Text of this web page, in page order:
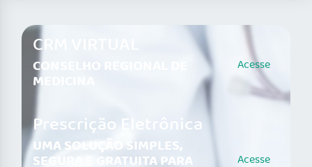
CRM VIRTUAL
CONSELHO REGIONAL DE
MEDICINA
Acesse
Prescrição Eletrônica
UMA SOLUÇÃO SIMPLES,
SEGURA E GRATUITA PARA Acesse